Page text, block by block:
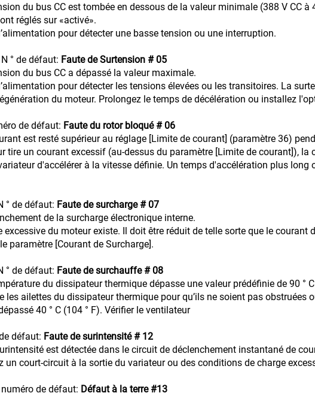
du bus CC est tombée en dessous de la valeur minimale (388 V CC à
réglés sur «activé».
pour détecter une basse tension ou une interruption.
° de défaut: Faute de Surtension # 05
du bus CC a dépassé la valeur maximale.
pour détecter les tensions élevées ou les transitoires. La
du moteur. Prolongez le temps de décélération ou installez
de défaut: Faute du rotor bloqué # 06
est resté supérieur au réglage [Limite de courant] (paramètre 36)
tire un courant excessif (au-dessus du paramètre [Limite de courant]), la
d'accélérer à la vitesse définie. Un temps d'accélération plus long
° de défaut: Faute de surcharge # 07
de la surcharge électronique interne.
excessive du moteur existe. Il doit être réduit de telle sorte que le courant
paramètre [Courant de Surcharge].
° de défaut: Faute de surchauffe # 08
du dissipateur thermique dépasse une valeur prédéfinie de 90 °
les ailettes du dissipateur thermique pour qu’ils ne soient pas obstruées
40 ° C (104 ° F). Vérifier le ventilateur
défaut: Faute de surintensité # 12
est détectée dans le circuit de déclenchement instantané de
un court-circuit à la sortie du variateur ou des conditions de charge
de défaut: Défaut à la terre #13